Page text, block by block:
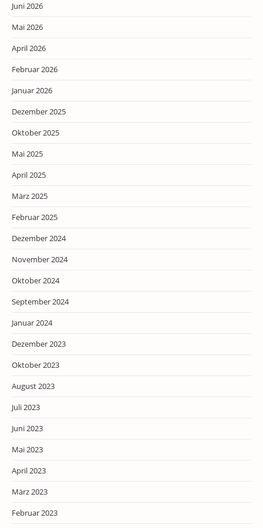
Juni 2026
Mai 2026
April 2026
Februar 2026
Januar 2026
Dezember 2025
Oktober 2025
Mai 2025
April 2025
März 2025
Februar 2025
Dezember 2024
November 2024
Oktober 2024
September 2024
Januar 2024
Dezember 2023
Oktober 2023
August 2023
Juli 2023
Juni 2023
Mai 2023
April 2023
März 2023
Februar 2023